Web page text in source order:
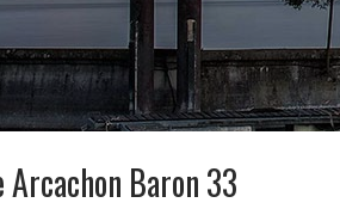
Baron 33